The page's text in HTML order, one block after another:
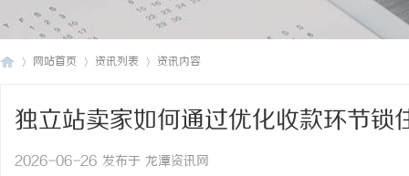
网站首页 资讯列表 资讯内容
独立站卖家如何通过优化收款环节
2026-06-26 发布于 龙潭资讯网